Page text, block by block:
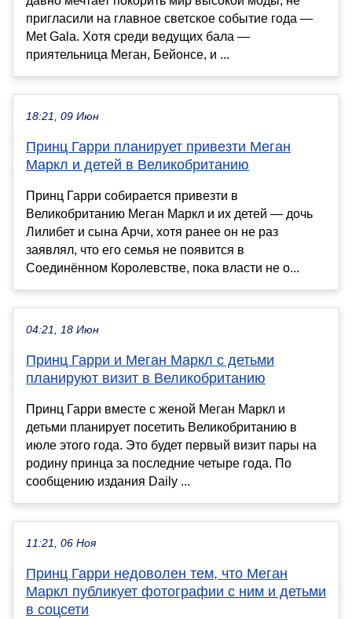
пригласили на главное светское событие года —
Met Gala. Хотя среди ведущих бала —
приятельница Меган, Бейонсе, и ...
18:21, 09 Июн
Принц Гарри планирует привезти Меган
Маркл и детей в Великобританию
Принц Гарри собирается привезти в
Великобританию Меган Маркл и их детей — дочь
Лилибет и сына Арчи, хотя ранее он не раз
заявлял, что его семья не появится в
Соединённом Королевстве, пока власти не о...
04:21, 18 Июн
Принц Гарри и Меган Маркл с детьми
планируют визит в Великобританию
Принц Гарри вместе с женой Меган Маркл и
детьми планирует посетить Великобританию в
июле этого года. Это будет первый визит пары на
родину принца за последние четыре года. По
сообщению издания Daily ...
11:21, 06 Ноя
Принц Гарри недоволен тем, что Меган
Маркл публикует фотографии с ним и детьми
в соцсети